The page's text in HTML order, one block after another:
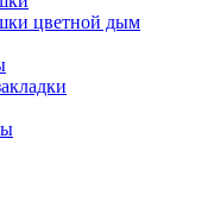
цветной дым